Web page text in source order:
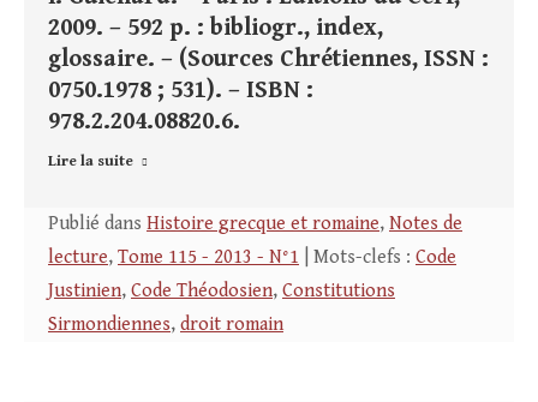
2009. – 592 p. : bibliogr., index,
glossaire. – (Sources Chrétiennes, ISSN :
0750.1978 ; 531). – ISBN :
978.2.204.08820.6.
Lire la suite
Publié dans Histoire grecque et romaine, Notes de
lecture, Tome 115 - 2013 - N°1 | Mots-clefs : Code
Justinien, Code Théodosien, Constitutions
Sirmondiennes, droit romain